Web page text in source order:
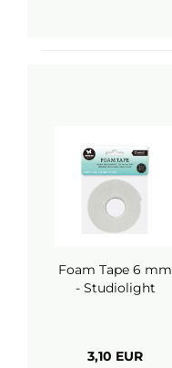
Foam Tape 6 mm
- Studiolight
3,10 EUR